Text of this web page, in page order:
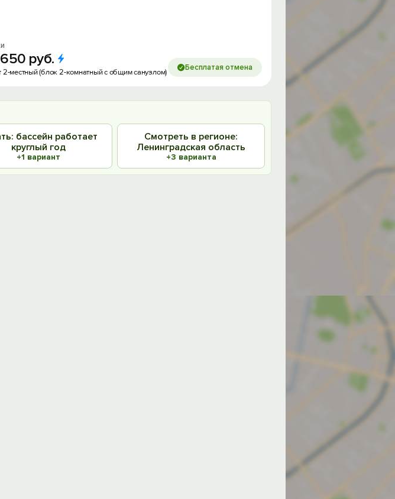
650 руб.
2-местный (блок 2-комнатный с общим санузлом) Бесплатая отмена
бассейн работает
круглый год
+1 вариант
Смотреть в регионе:
Ленинградская область
+3 варианта